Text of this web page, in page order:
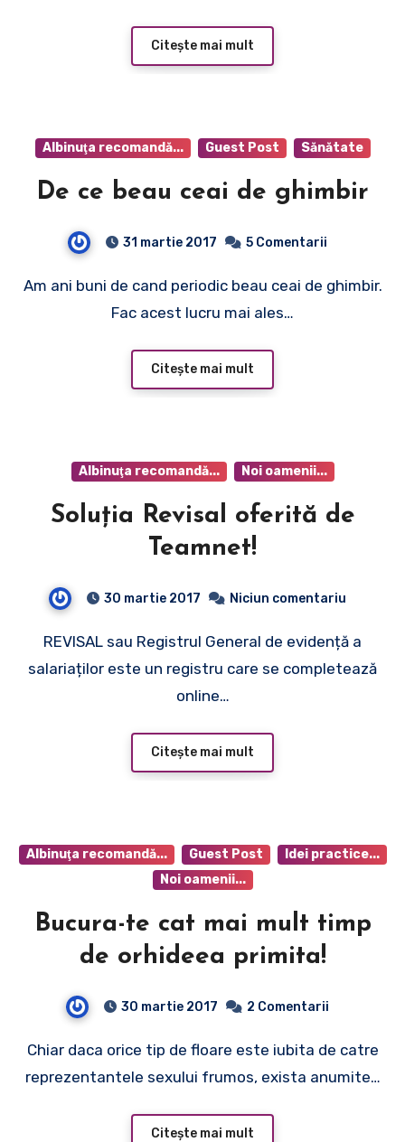
Citește mai mult
Albinuţa recomandă... Guest Post Sănătate
De ce beau ceai de ghimbir
31 martie 2017 5 Comentarii
Am ani buni de cand periodic beau ceai de ghimbir.
Fac acest lucru mai ales…
Citește mai mult
Albinuţa recomandă... Noi oamenii...
Soluția Revisal oferită de
Teamnet!
30 martie 2017 Niciun comentariu
REVISAL sau Registrul General de evidență a
salariaților este un registru care se completează
online…
Citește mai mult
Albinuţa recomandă... Guest Post
Idei practice...
Noi oamenii...
Bucura-te cat mai mult timp
de orhideea primita!
30 martie 2017 2 Comentarii
Chiar daca orice tip de floare este iubita de catre
reprezentantele sexului frumos, exista anumite…
Citește mai mult